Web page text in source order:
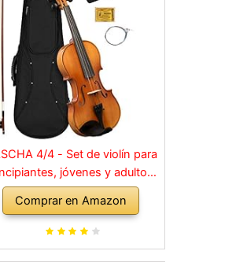
4/4 - Set de violín para
jóvenes y adultos,
macizo con arco, colofonia,
cuerdas de repuesto, soporte
para hombro, maletín, abeto
Comprar en Amazon